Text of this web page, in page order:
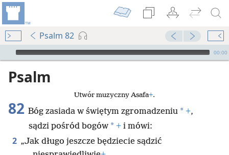
Psalm 82
Audio Player
00:00
Psalm
Utwór muzyczny Asafa+.
82 Bóg zasiada w świętym zgromadzeniu * +,
sądzi pośród bogów * + i mówi:
2 „Jak długo jeszcze będziecie sądzić